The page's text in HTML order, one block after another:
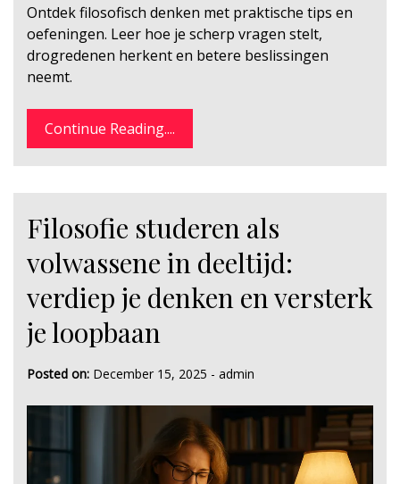
Ontdek filosofisch denken met praktische tips en
oefeningen. Leer hoe je scherp vragen stelt,
drogredenen herkent en betere beslissingen
neemt.
Continue Reading....
Filosofie studeren als
volwassene in deeltijd:
verdiep je denken en versterk
je loopbaan
Posted on: December 15, 2025 - admin